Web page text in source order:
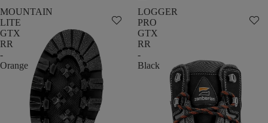
MOUNTAIN
LITE
GTX
RR
-
Orange
LOGGER
PRO
GTX
RR
-
Black